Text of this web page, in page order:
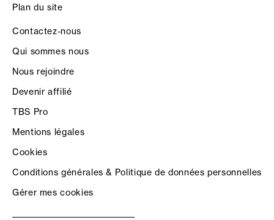
Plan du site
Contactez-nous
Qui sommes nous
Nous rejoindre
Devenir affilié
TBS Pro
Mentions légales
Cookies
Conditions générales & Politique de données personnelles
Gérer mes cookies